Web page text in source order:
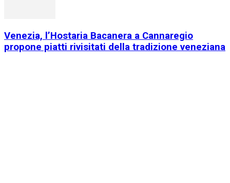
Venezia, l’Hostaria Bacanera a Cannaregio
propone piatti rivisitati della tradizione veneziana